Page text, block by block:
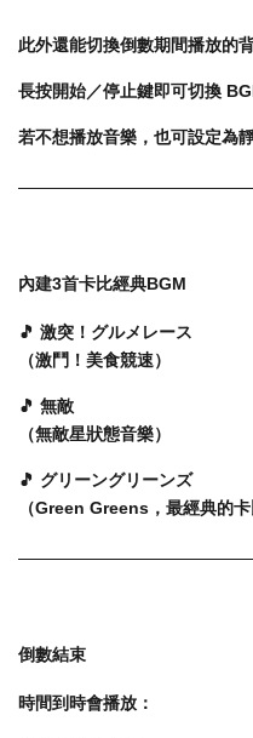
此外還能切換倒數期間播放的背
長按開始／停止鍵即可切換
若不想播放音樂，也可設定為
內建3首卡比經典BGM
🎵 激突！グルメレース
（激鬥！美食競速）
🎵 無敵
（無敵星狀態音樂）
🎵 グリーングリーンズ
（Green Greens，最經典的卡
倒數結束
時間到時會播放：